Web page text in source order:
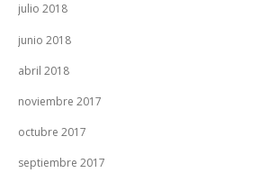
julio 2018
junio 2018
abril 2018
noviembre 2017
octubre 2017
septiembre 2017